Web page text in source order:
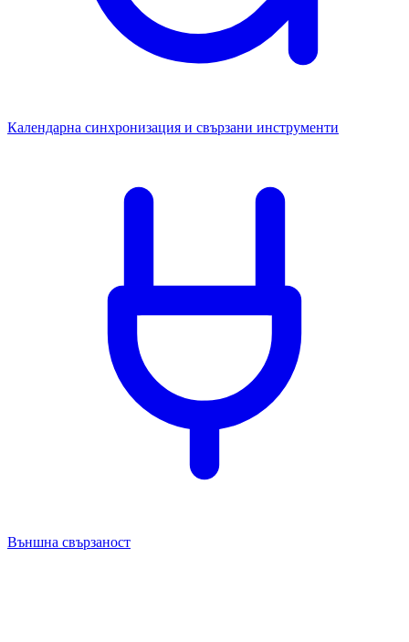
Календарна синхронизация и свързани инструменти
Външна свързаност